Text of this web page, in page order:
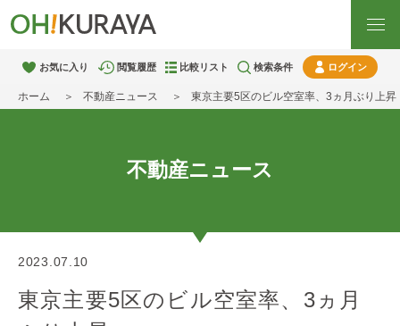
お気に入り 閲覧履歴 比較リスト 検索条件 ログイン
ホーム 不動産ニュース 東京主要5区のビル空室率、3ヵ月ぶり上昇
不動産ニュース
2023.07.10
東京主要5区のビル空室率、3ヵ月